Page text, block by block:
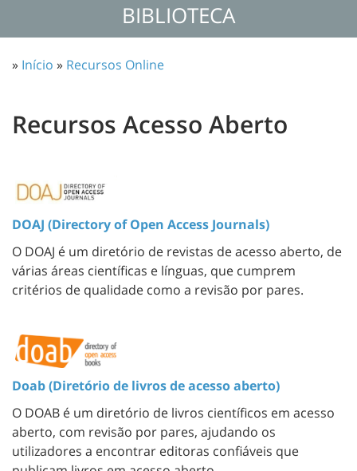
BIBLIOTECA
» Início » Recursos Online
Recursos Acesso Aberto
DOAJ (Directory of Open Access Journals)
O DOAJ é um diretório de revistas de acesso aberto, de
várias áreas científicas e línguas, que cumprem
critérios de qualidade como a revisão por pares.
Doab (Diretório de livros de acesso aberto)
O DOAB é um diretório de livros científicos em acesso
aberto, com revisão por pares, ajudando os
utilizadores a encontrar editoras confiáveis que